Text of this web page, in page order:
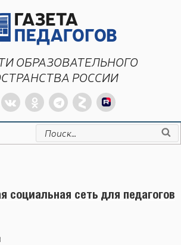
ОБРАЗОВАТЕЛЬНОГО
РОССИИ
Искать:
социальная сеть для педагогов